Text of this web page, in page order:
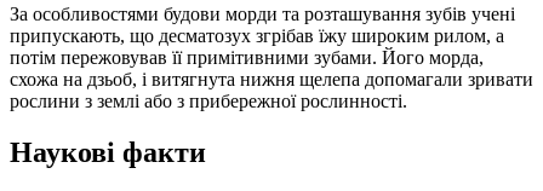
За особливостями будови морди та розташування зубів учені
припускають, що десматозух згрібав їжу широким рилом, а
потім пережовував її примітивними зубами. Його морда,
схожа на дзьоб, і витягнута нижня щелепа допомагали зривати
рослини з землі або з прибережної рослинності.
Наукові факти